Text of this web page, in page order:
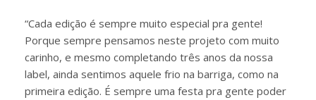
“Cada edição é sempre muito especial pra gente!
Porque sempre pensamos neste projeto com muito
carinho, e mesmo completando três anos da nossa
label, ainda sentimos aquele frio na barriga, como na
primeira edição. É sempre uma festa pra gente poder